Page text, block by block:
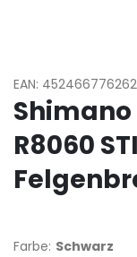
EAN:
Shimano
R8060
Farbe: Schwarz